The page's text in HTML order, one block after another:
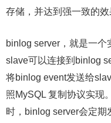
存储，并达到强一致的效
binlog server，就是一个
slave可以连接到binlog
将binlog event发送给
照MySQL 复制协议实现
时，binlog server会定期